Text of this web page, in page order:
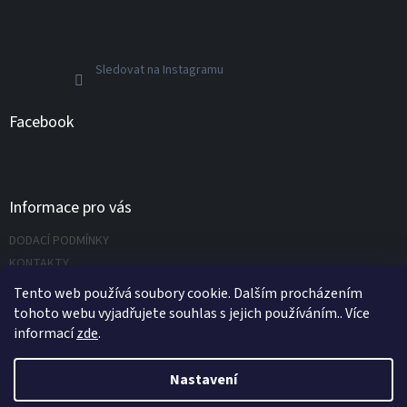
Tento web používá soubory cookie. Dalším procházením
tohoto webu vyjadřujete souhlas s jejich používáním.. Více
informacízde.
Nastavení
Sledovat na Instagramu
Facebook
Informace pro vás
DODACÍ PODMÍNKY
KONTAKTY
Napište nám